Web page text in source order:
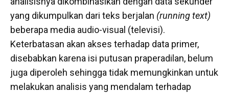
yang dikumpulkan dari teks berjalan (running text)
beberapa media audio-visual (televisi).
Keterbatasan akan akses terhadap data primer,
disebabkan karena isi putusan praperadilan, belum
juga diperoleh sehingga tidak memungkinkan untuk
melakukan analisis yang mendalam terhadap